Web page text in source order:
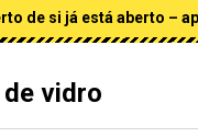
de si já está aberto –
vidro